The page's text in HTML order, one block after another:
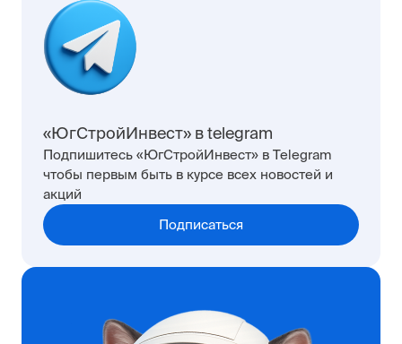
«ЮгСтройИнвест» в telegram
Подпишитесь «ЮгСтройИнвест» в Telegram
чтобы первым быть в курсе всех новостей и
акций
Подписаться